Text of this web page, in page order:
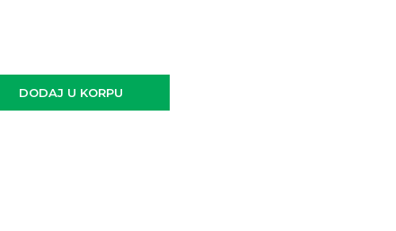
DODAJ U KORPU